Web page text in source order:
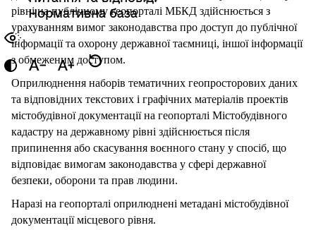
Нормативна база
рівні на публічному геопорталі МБКД здійснюється з
урахуванням вимог законодавства про доступ до публічної
інформації та охорону державної таємниці, іншої інформації
з обмеженим доступом.
Оприлюднення наборів тематичних геопросторових даних
та відповідних текстових і графічних матеріалів проектів
містобудівної документації на геопорталі Містобудівного
кадастру на державному рівні здійснюється після
припинення або скасування воєнного стану у спосіб, що
відповідає вимогам законодавства у сфері державної
безпеки, оборони та прав людини.
Наразі на геопорталі оприлюднені метадані містобудівної
документації місцевого рівня.